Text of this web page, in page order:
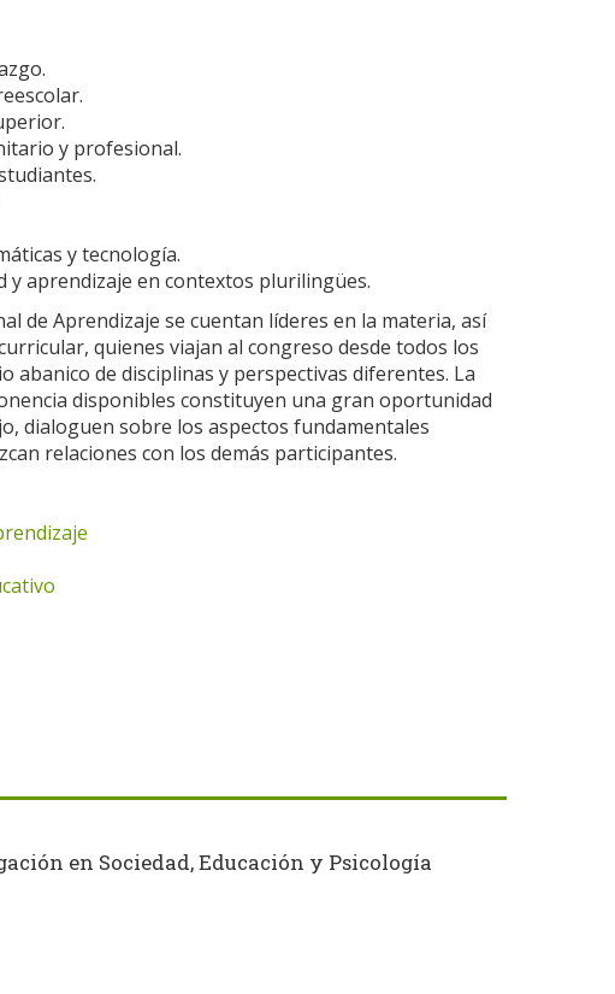
y profesional.
y tecnología.
y aprendizaje en contextos plurilingües.
de Aprendizaje se cuentan líderes en la materia, así
quienes viajan al congreso desde todos los
de disciplinas y perspectivas diferentes. La
disponibles constituyen una gran oportunidad
dialoguen sobre los aspectos fundamentales
relaciones con los demás participantes.
en Sociedad, Educación y Psicología